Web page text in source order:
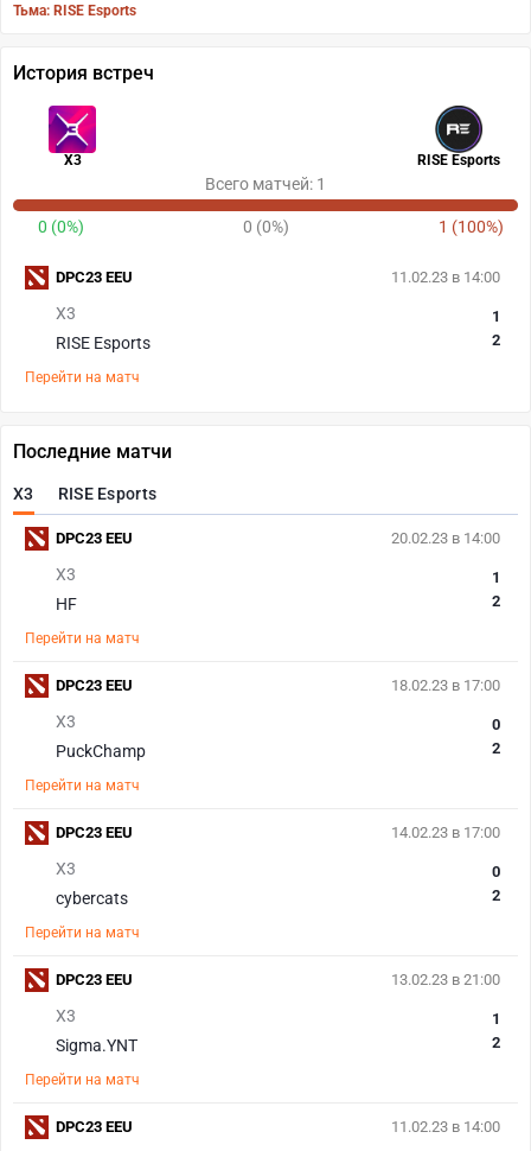
Тьма: RISE Esports
История встреч
X3 RISE Esports
Всего матчей: 1
0 (0%) 0 (0%) 1 (100%)
11.02.23 в 14:00
X3
RISE Esports
1
2
Перейти на матч
DPC23 EEU
Последние матчи
X3 RISE Esports
20.02.23 в 14:00
X3
HF
1
2
Перейти на матч
DPC23 EEU
18.02.23 в 17:00
X3
PuckChamp
0
2
Перейти на матч
DPC23 EEU
14.02.23 в 17:00
X3
cybercats
0
2
Перейти на матч
DPC23 EEU
13.02.23 в 21:00
X3
Sigma.YNT
1
2
Перейти на матч
DPC23 EEU
11.02.23 в 14:00
DPC23 EEU